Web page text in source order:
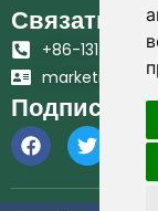
Связаться
+86-131-6617-